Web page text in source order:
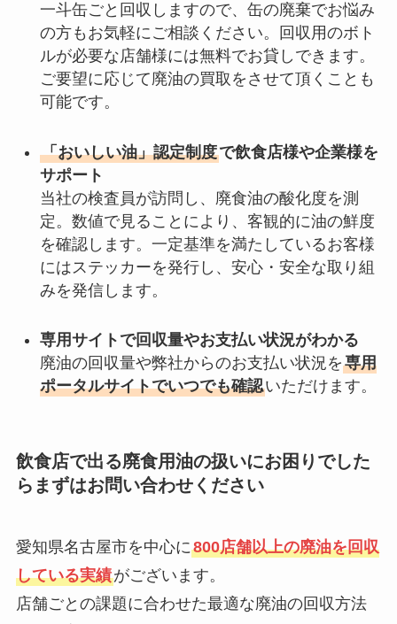
一斗缶ごと回収しますので、缶の廃棄でお悩み
の方もお気軽にご相談ください。回収用のボト
ルが必要な店舗様には無料でお貸しできます。
ご要望に応じて廃油の買取をさせて頂くことも
可能です。
「おいしい油」認定制度で飲食店様や企業様を
サポート
当社の検査員が訪問し、廃食油の酸化度を測
定。数値で見ることにより、客観的に油の鮮度
を確認します。一定基準を満たしているお客様
にはステッカーを発行し、安心・安全な取り組
みを発信します。
専用サイトで回収量やお支払い状況がわかる
廃油の回収量や弊社からのお支払い状況を専用
ポータルサイトでいつでも確認いただけます。
飲食店で出る廃食用油の扱いにお困りでした
らまずはお問い合わせください
愛知県名古屋市を中心に800店舗以上の廃油を回収
している実績がございます。
店舗ごとの課題に合わせた最適な廃油の回収方法